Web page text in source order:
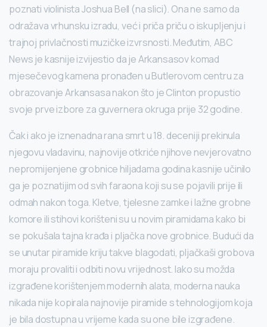
poznati violinista Joshua Bell (na slici). Ona ne samo da
odražava vrhunsku izradu, već i priča priču o iskupljenju i
trajnoj privlačnosti muzičke izvrsnosti. Međutim, ABC
News je kasnije izvijestio da je Arkansasov komad
mjesečevog kamena pronađen u Butlerovom centru za
obrazovanje Arkansasa nakon što je Clinton propustio
svoje prve izbore za guvernera okruga prije 32 godine.
Čak i ako je iznenadna rana smrt u 18. deceniji prekinula
njegovu vladavinu, najnovije otkriće njihove nevjerovatno
nepromijenjene grobnice hiljadama godina kasnije učinilo
ga je poznatijim od svih faraona koji su se pojavili prije ili
odmah nakon toga. Kletve, tjelesne zamke i lažne grobne
komore ili stihovi korišteni su u novim piramidama kako bi
se pokušala tajna krađa i pljačka nove grobnice. Budući da
se unutar piramide kriju takve blagodati, pljačkaši grobova
moraju provaliti i odbiti novu vrijednost. Iako su možda
izgrađene korištenjem modernih alata, moderna nauka
nikada nije kopirala najnovije piramide s tehnologijom koja
je bila dostupna u vrijeme kada su one bile izgrađene.